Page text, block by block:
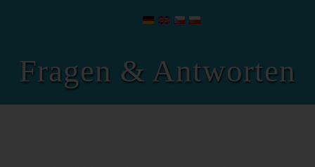
Fragen & Antworten